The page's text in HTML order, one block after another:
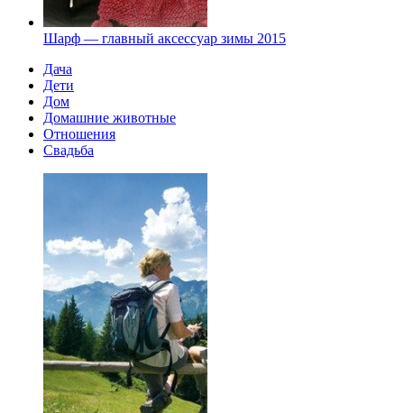
Шарф — главный аксессуар зимы 2015
Дача
Дети
Дом
Домашние животные
Отношения
Свадьба